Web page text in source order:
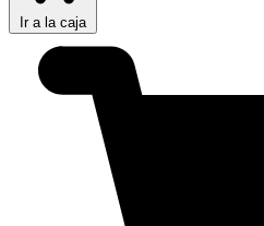
Ir a la caja